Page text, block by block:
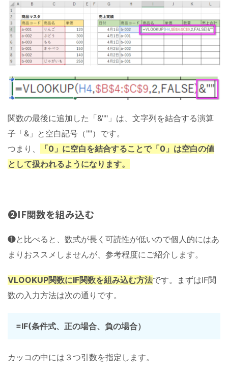
関数の最後に追加した「&""」は、文字列を結合する演算
子「&」と空白記号（""）です。
つまり、
「0」に空白を結合することで「0」は空白の値
として扱われるようになります。
❷IF関数を組み込む
❶と比べると、数式が長く可読性が低いので個人的にはあ
まりおススメしませんが、参考程度にご紹介します。
VLOOKUP関数にIF関数を組み込む方法です。まずはIF関
数の入力方法は次の通りです。
=IF(条件式、正の場合、負の場合）
カッコの中には３つ引数を指定します。